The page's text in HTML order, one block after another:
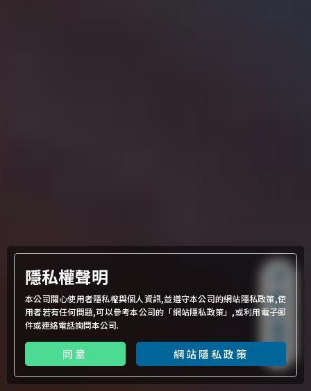
隱私權聲明
本公司關心使用者隱私權與個人資訊,並遵守本公司的網站隱私政策,使
用者若有任何問題,可以參考本公司的「網站隱私政策」,或利用電子郵
件或連絡電話詢問本公司.
同意 網站隱私政策
線
上
價